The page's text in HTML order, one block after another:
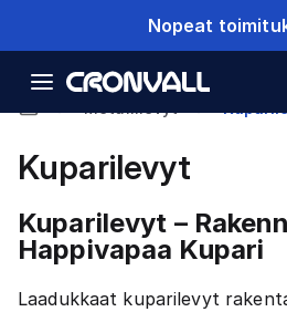
Nopeat
Kuparilevyt
Kuparilevyt –
Happivapaa Kupari
Laadukkaat kuparilevyt